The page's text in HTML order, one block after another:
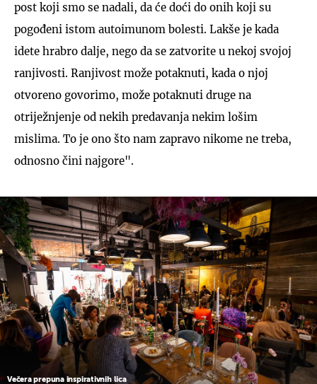
post koji smo se nadali, da će doći do onih koji su
pogođeni istom autoimunom bolesti. Lakše je kada
idete hrabro dalje, nego da se zatvorite u nekoj svojoj
ranjivosti. Ranjivost može potaknuti, kada o njoj
otvoreno govorimo, može potaknuti druge na
otriježnjenje od nekih predavanja nekim lošim
mislima. To je ono što nam zapravo nikome ne treba,
odnosno čini najgore".
Večera prepuna inspirativnih lica